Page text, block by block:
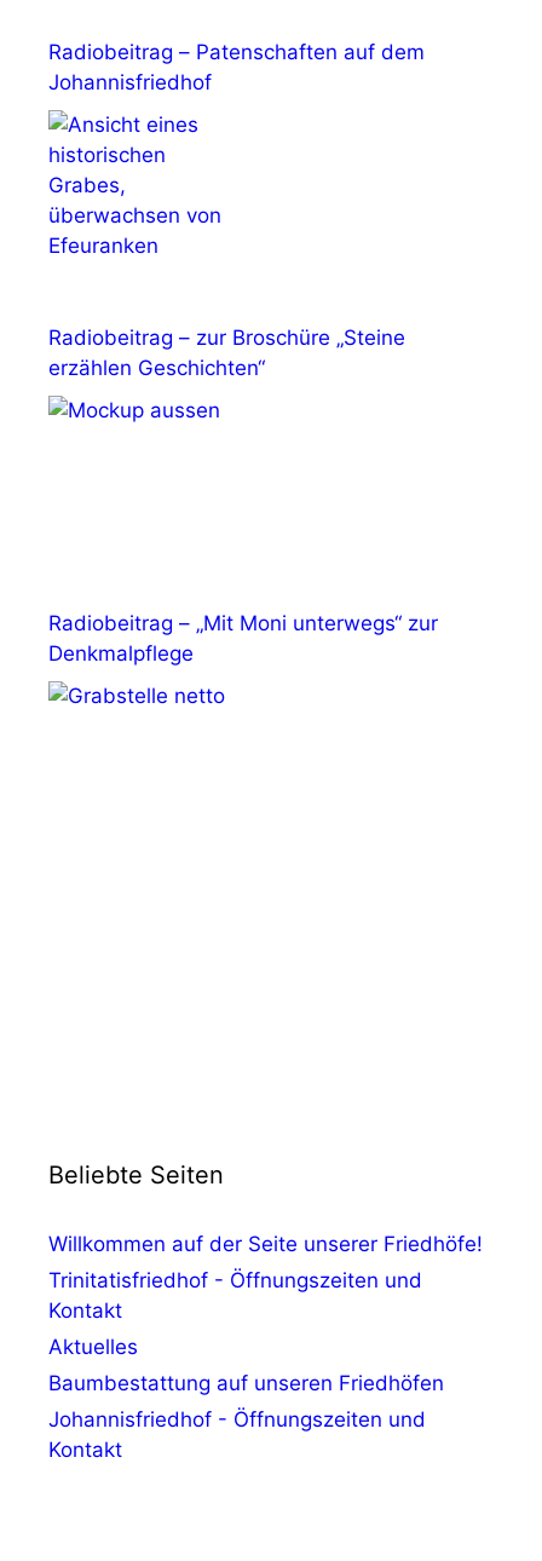
Radiobeitrag – Patenschaften auf dem
Johannisfriedhof
Radiobeitrag – zur Broschüre „Steine
erzählen Geschichten“
Radiobeitrag – „Mit Moni unterwegs“ zur
Denkmalpflege
Beliebte Seiten
Willkommen auf der Seite unserer Friedhöfe!
Trinitatisfriedhof - Öffnungszeiten und
Kontakt
Aktuelles
Baumbestattung auf unseren Friedhöfen
Johannisfriedhof - Öffnungszeiten und
Kontakt